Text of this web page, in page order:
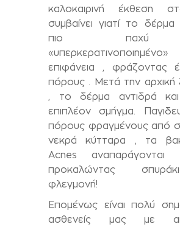
καλοκαιρινή έκθεση
συμβαίνει γιατί το δέρμα
πιο παχύ
επιφάνεια , φράζοντας
πόρους . Μετά την αρχική
, το δέρμα αντιδρά και
επιπλέον σμήγμα.
πόρους φραγμένους από
νεκρά κύτταρα , τα
Acnes αναπαράγονται
προκαλώντας
φλεγμονή!
Επομένως είναι πολύ
ασθενείς μας με